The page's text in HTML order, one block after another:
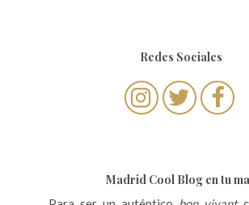
Redes Sociales
Madrid Cool Blog en tu